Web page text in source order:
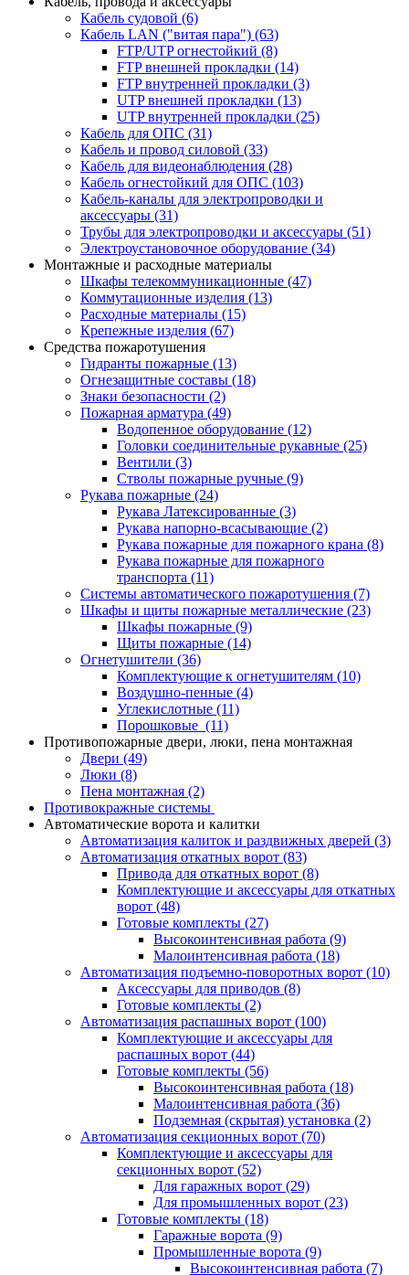
Кабель судовой (6)
Кабель LAN ("витая пара") (63)
FTP/UTP огнестойкий (8)
FTP внешней прокладки (14)
FTP внутренней прокладки (3)
UTP внешней прокладки (13)
UTP внутренней прокладки (25)
Кабель для ОПС (31)
Кабель и провод силовой (33)
Кабель для видеонаблюдения (28)
Кабель огнестойкий для ОПС (103)
Кабель-каналы для электропроводки и
аксессуары (31)
Трубы для электропроводки и аксессуары (51)
Электроустановочное оборудование (34)
Монтажные и расходные материалы
Шкафы телекоммуникационные (47)
Коммутационные изделия (13)
Расходные материалы (15)
Крепежные изделия (67)
Средства пожаротушения
Гидранты пожарные (13)
Огнезащитные составы (18)
Знаки безопасности (2)
Пожарная арматура (49)
Водопенное оборудование (12)
Головки соединительные рукавные (25)
Вентили (3)
Стволы пожарные ручные (9)
Рукава пожарные (24)
Рукава Латексированные (3)
Рукава напорно-всасывающие (2)
Рукава пожарные для пожарного крана (8)
Рукава пожарные для пожарного
транспорта (11)
Системы автоматического пожаротушения (7)
Шкафы и щиты пожарные металлические (23)
Шкафы пожарные (9)
Щиты пожарные (14)
Огнетушители (36)
Комплектующие к огнетушителям (10)
Воздушно-пенные (4)
Углекислотные (11)
Порошковые (11)
Противопожарные двери, люки, пена монтажная
Двери (49)
Люки (8)
Пена монтажная (2)
Противокражные системы
Автоматические ворота и калитки
Автоматизация калиток и раздвижных дверей (3)
Автоматизация откатных ворот (83)
Привода для откатных ворот (8)
Комплектующие и аксессуары для откатных
ворот (48)
Готовые комплекты (27)
Высокоинтенсивная работа (9)
Малоинтенсивная работа (18)
Автоматизация подъемно-поворотных ворот (10)
Аксессуары для приводов (8)
Готовые комплекты (2)
Автоматизация распашных ворот (100)
Комплектующие и аксессуары для
распашных ворот (44)
Готовые комплекты (56)
Высокоинтенсивная работа (18)
Малоинтенсивная работа (36)
Подземная (скрытая) установка (2)
Автоматизация секционных ворот (70)
Комплектующие и аксессуары для
секционных ворот (52)
Для гаражных ворот (29)
Для промышленных ворот (23)
Готовые комплекты (18)
Гаражные ворота (9)
Промышленные ворота (9)
Высокоинтенсивная работа (7)